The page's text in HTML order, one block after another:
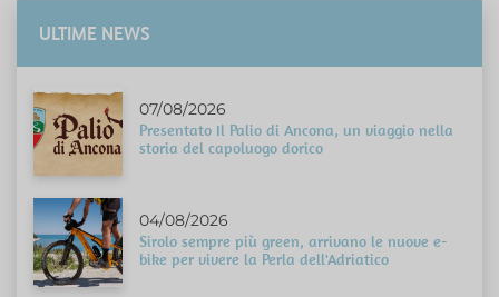
ULTIME NEWS
07/08/2026
Presentato Il Palio di Ancona, un viaggio nella
storia del capoluogo dorico
04/08/2026
Sirolo sempre più green, arrivano le nuove e-
bike per vivere la Perla dell'Adriatico